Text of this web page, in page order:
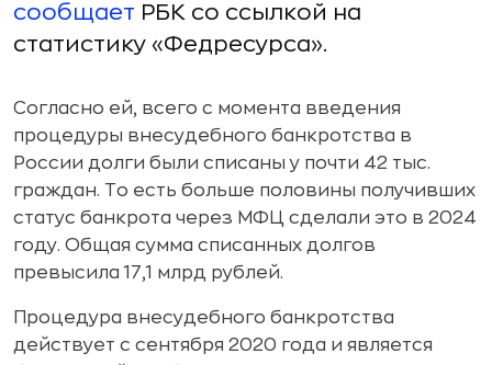
сообщает РБК со ссылкой на
статистику «Федресурса».
Согласно ей, всего с момента введения
процедуры внесудебного банкротства в
России долги были списаны у почти 42 тыс.
граждан. То есть больше половины получивших
статус банкрота через МФЦ сделали это в 2024
году. Общая сумма списанных долгов
превысила 17,1 млрд рублей.
Процедура внесудебного банкротства
действует с сентября 2020 года и является